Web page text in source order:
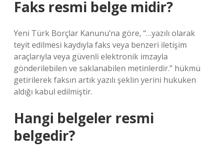
Faks resmi belge midir?
Yeni Türk Borçlar Kanunu’na göre, “…yazılı olarak
teyit edilmesi kaydıyla faks veya benzeri iletişim
araçlarıyla veya güvenli elektronik imzayla
gönderilebilen ve saklanabilen metinlerdir.” hükmü
getirilerek faksın artık yazılı şeklin yerini hukuken
aldığı kabul edilmiştir.
Hangi belgeler resmi
belgedir?